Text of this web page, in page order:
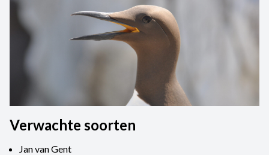
Verwachte soorten
Jan van Gent